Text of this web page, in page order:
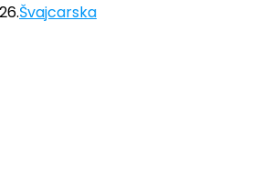
Švajcarska